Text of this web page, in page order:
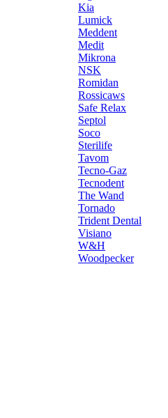
Kia
Lumick
Meddent
Medit
Mikrona
NSK
Romidan
Rossicaws
Safe Relax
Septol
Soco
Sterilife
Tavom
Tecno-Gaz
Tecnodent
The Wand
Tornado
Trident Dental
Visiano
W&H
Woodpecker